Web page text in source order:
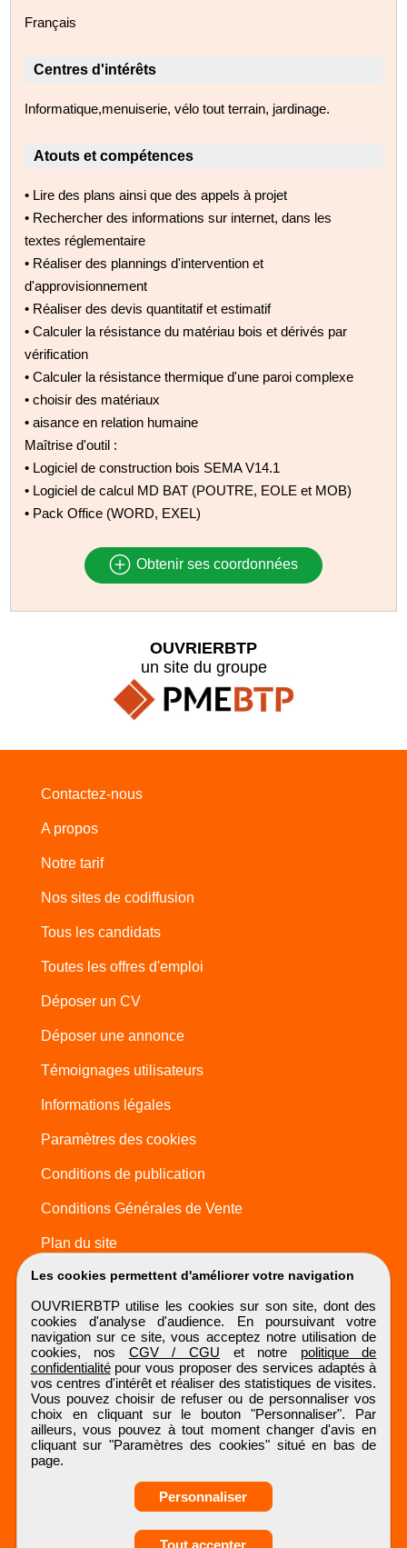
Obtenir ses
Français
Centres d'intérêts
Informatique,menuiserie, vélo tout terrain, jardinage.
Atouts et compétences
• Lire des plans ainsi que des appels à projet
• Rechercher des informations sur internet, dans les
textes réglementaire
• Réaliser des plannings d'intervention et
d'approvisionnement
• Réaliser des devis quantitatif et estimatif
• Calculer la résistance du matériau bois et dérivés par
vérification
• Calculer la résistance thermique d'une paroi complexe
• choisir des matériaux
• aisance en relation humaine
Maîtrise d'outil :
• Logiciel de construction bois SEMA V14.1
• Logiciel de calcul MD BAT (POUTRE, EOLE et MOB)
• Pack Office (WORD, EXEL)
Obtenir ses coordonnées
Les cookies permettent d'améliorer votre navigation
OUVRIERBTP utilise les cookies sur son site, dont des
cookies d'analyse d'audience. En poursuivant votre
navigation sur ce site, vous acceptez notre utilisation de
cookies, nos CGV / CGU et notre politique de
confidentialitépour vous proposer des services adaptés à
vos centres d'intérêt et réaliser des statistiques de visites.
Vous pouvez choisir de refuser ou de personnaliser vos
choix en cliquant sur le bouton "Personnaliser". Par
ailleurs, vous pouvez à tout moment changer d'avis en
cliquant sur "Paramètres des cookies" situé en bas de
page.
Personnaliser
Tout accepter
OUVRIERBTP
un site du groupe
Contactez-nous
A propos
Notre tarif
Nos sites de codiffusion
Tous les candidats
Toutes les offres d'emploi
Déposer un CV
Déposer une annonce
Témoignages utilisateurs
Informations légales
Paramètres des cookies
Conditions de publication
Conditions Générales de Vente
Plan du site